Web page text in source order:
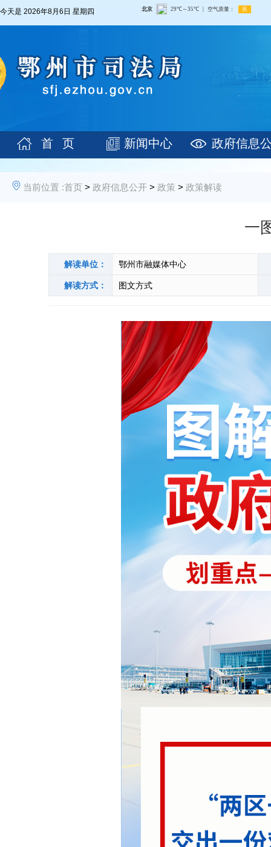
今天是 2026年8月6日 星期四
首 页 新闻中心 政府信息
当前位置 :首页 > 政府信息公开 > 政策 > 政策解读
一
解读单位： 鄂州市融媒体中心
解读方式： 图文方式